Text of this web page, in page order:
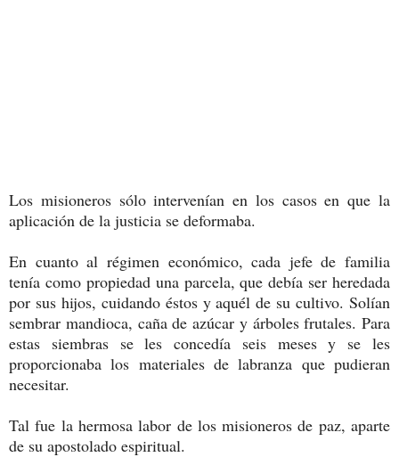
Los misioneros sólo intervenían en los casos en que la
aplicación de la justicia se deformaba.
En cuanto al régimen económico, cada jefe de familia
tenía como propiedad una parcela, que debía ser heredada
por sus hijos, cuidando éstos y aquél de su cultivo. Solían
sembrar mandioca, caña de azúcar y árboles frutales. Para
estas siembras se les concedía seis meses y se les
proporcionaba los materiales de labranza que pudieran
necesitar.
Tal fue la hermosa labor de los misioneros de paz, aparte
de su apostolado espiritual.